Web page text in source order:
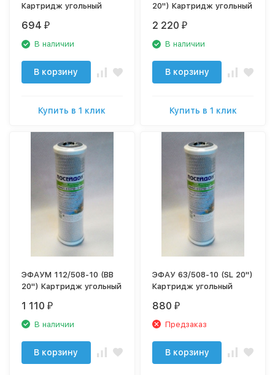
Картридж угольный
694 ₽
В наличии
В корзину
Купить в 1 клик
20") Картридж угольный
2 220 ₽
В наличии
В корзину
Купить в 1 клик
ЭФАУМ 112/508-10 (BB
20") Картридж угольный
1 110 ₽
В наличии
В корзину
ЭФАУ 63/508-10 (SL 20")
Картридж угольный
880 ₽
Предзаказ
В корзину